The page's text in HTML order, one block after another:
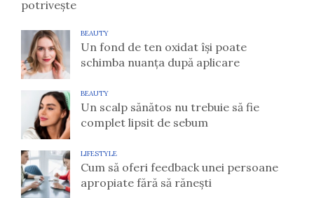
potrivește
BEAUTY
Un fond de ten oxidat își poate
schimba nuanța după aplicare
BEAUTY
Un scalp sănătos nu trebuie să fie
complet lipsit de sebum
LIFESTYLE
Cum să oferi feedback unei persoane
apropiate fără să rănești